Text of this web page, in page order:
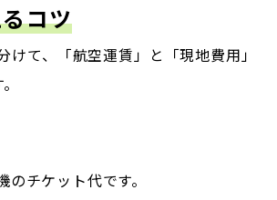
コツ
けて、「航空運賃」と「現地費用」
チケット代です。